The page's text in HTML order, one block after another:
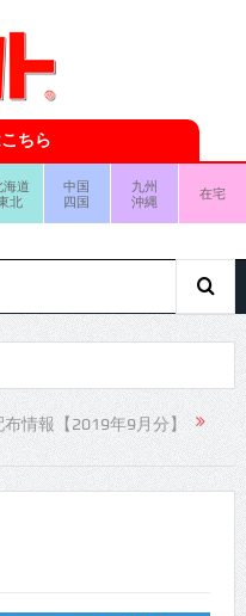
ちら
海道
北
中国
四国
九州
沖縄
在宅
情報【2019年9月分】